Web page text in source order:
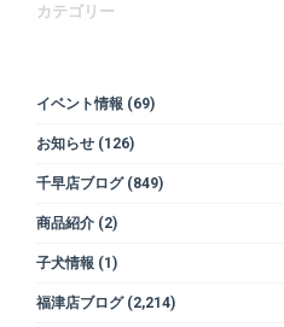
カテゴリー
イベント情報 (69)
お知らせ(126)
千早店ブログ(849)
商品紹介(2)
子犬情報 (1)
福津店ブログ(2,214)